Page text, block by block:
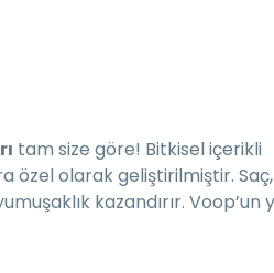
tam size göre! Bitkisel içerikli
özel olarak geliştirilmiştir.
kazandırır. Voop’un